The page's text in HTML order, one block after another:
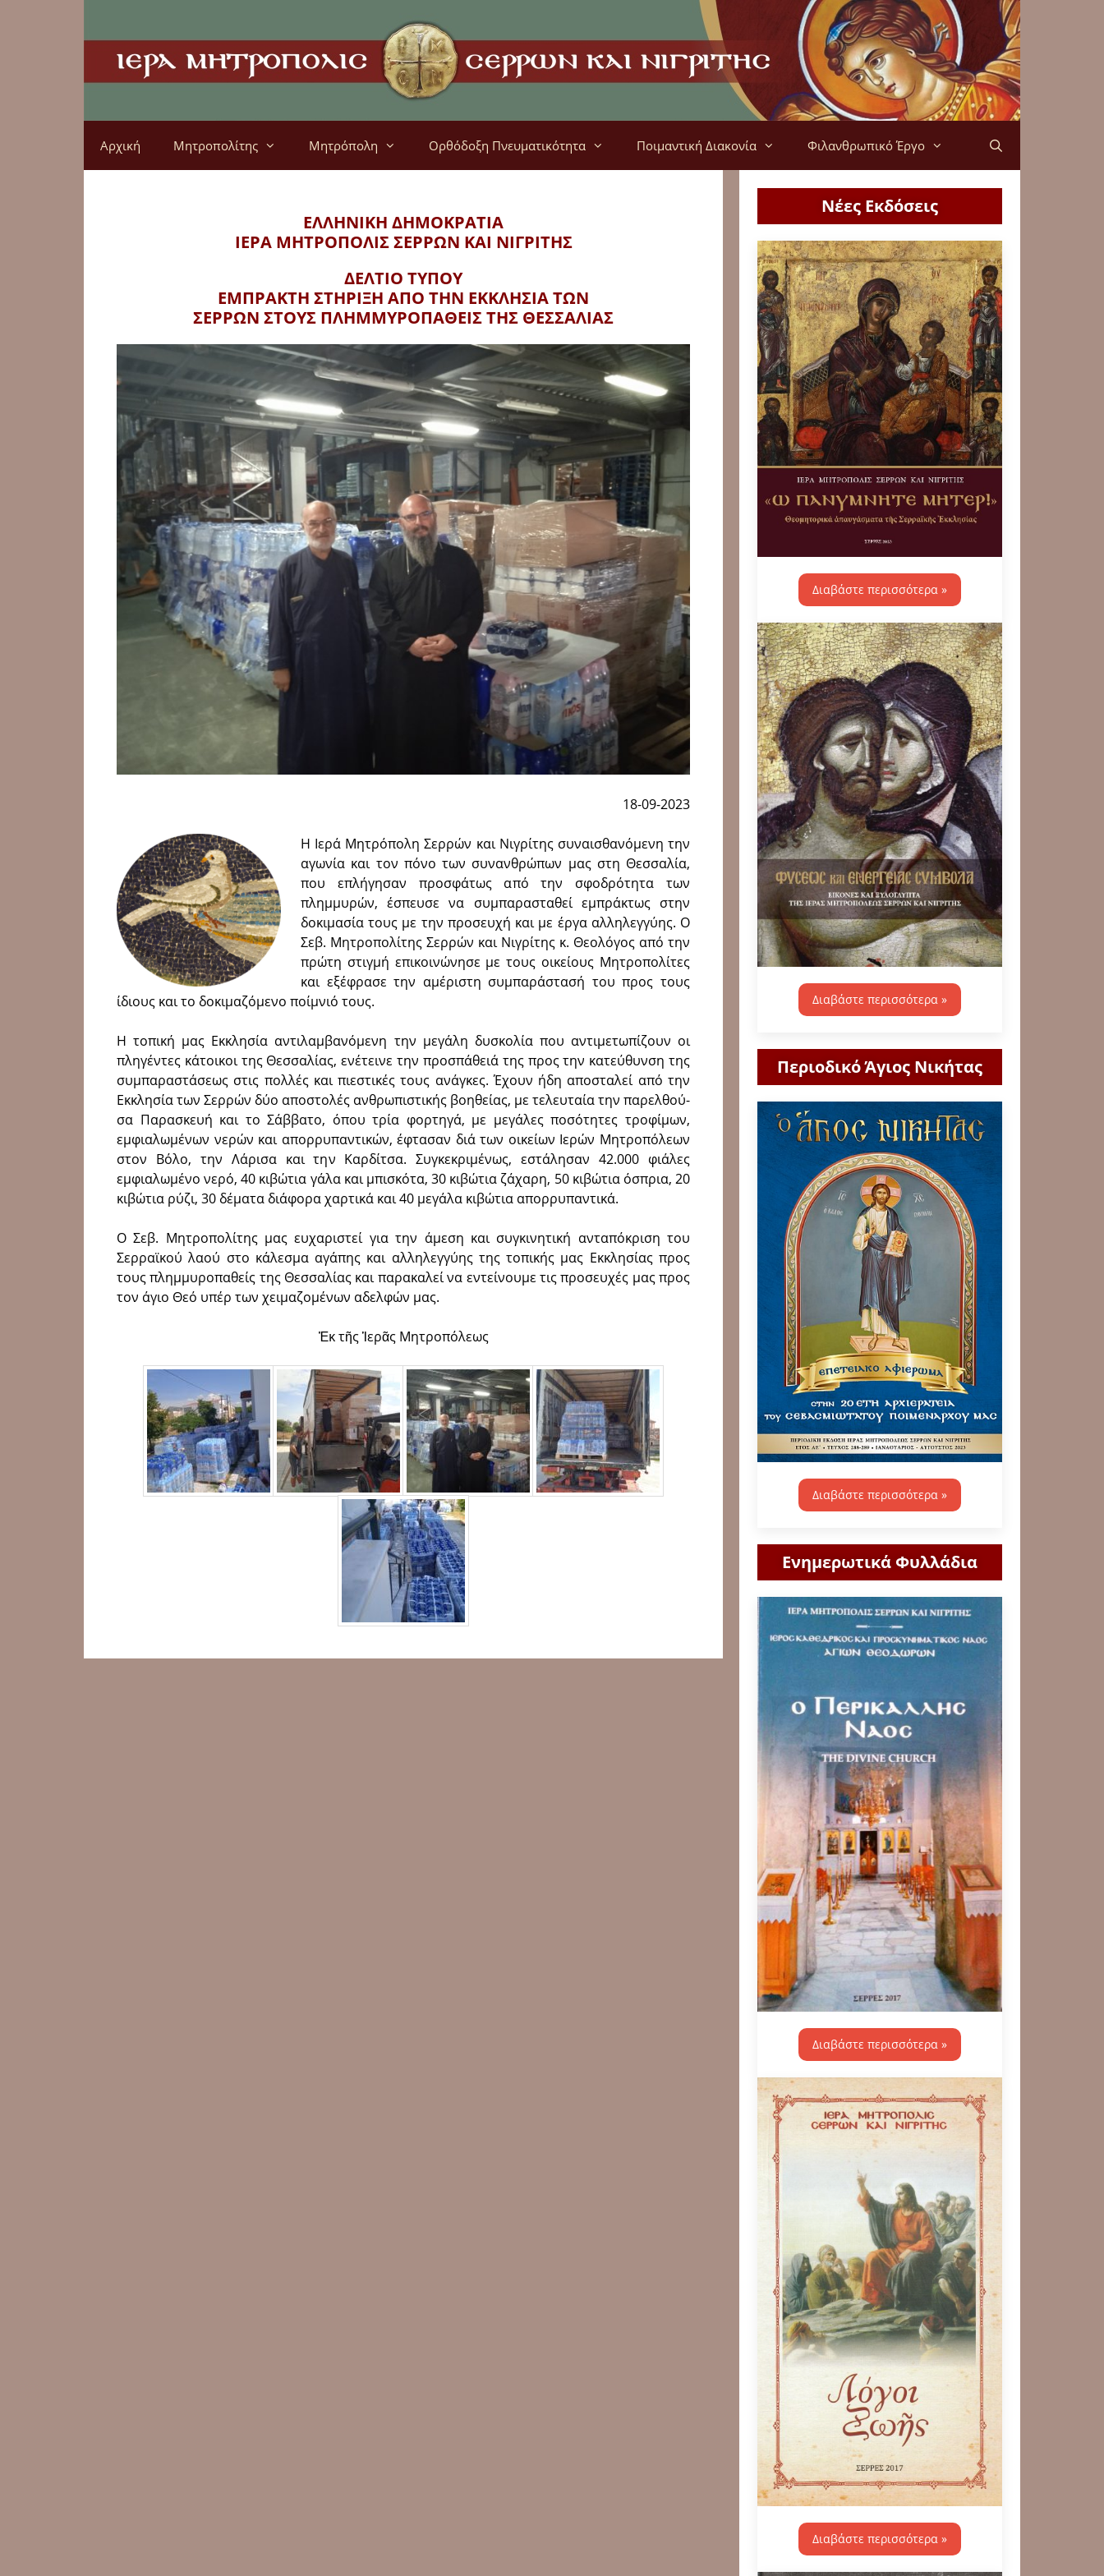
Αρχική Μητροπολίτης Μητρόπολη Ορθόδοξη Πνευματικότητα Ποιμαντική Διακονία Φιλανθρωπικό Έργο
ΕΛΛΗΝΙΚΗ ΔΗΜΟΚΡΑΤΙΑ
ΙΕΡΑ ΜΗΤΡΟΠΟΛΙΣΣΕΡΡΩΝ ΚΑΙ ΝΙΓΡΙΤΗΣ
ΔΕΛΤΙΟ ΤΥΠΟΥ
ΕΜΠΡΑΚΤΗ ΣΤΗΡΙΞΗ ΑΠΟ ΤΗΝ ΕΚΚΛΗΣΙΑ ΤΩΝ
ΣΕΡΡΩΝ ΣΤΟΥΣ ΠΛΗΜΜΥΡΟΠΑΘΕΙΣ ΤΗΣ ΘΕΣΣΑΛΙΑΣ
18-09-2023
Η Ιερά Μητρόπολη Σερρών και Νιγρίτης συναισθανόμενη την
αγω­νία και τον πόνο των συνανθρώπων μας στη Θεσσαλία,
που επλήγησαν προσφά­τως από την σφοδρότητα των
πλημμυρών, έσπευσε να συμπαρα­σταθεί εμπράκτως στην
δοκιμασία τους με την προσευχή και με έργα αλλη­λεγγύης. Ο
Σεβ. Μητροπολίτης Σερρών και Νιγρί­της κ. Θεολόγος από την
πρώτη στιγμή επικοινώνησε με τους οικείους Μητροπολίτες
και εξέφρασε την αμέριστη συμπαράστασή του προς τους
ίδιους και το δοκιμαζόμενο ποίμνιό τους.
Η τοπική μας Εκκλησία αντιλαμβανόμενη την μεγάλη δυσκολία που αντιμετωπίζουν οι
πληγέντες κάτοικοι της Θεσσαλίας, ενέτεινε την προσπάθειά της προς την κατεύθυνση της
συμπαραστάσεως στις πολλές και πιεστικές τους ανάγκες. Έχουν ήδη αποσταλεί από την
Εκκλησία των Σερρών δύο απο­στολές ανθρωπιστικής βοηθείας, με τελευταία την πα­ρελθού­
σα Παρασκευή και το Σάββατο, όπου τρία φορτη­γά, με μεγάλες ποσότητες τροφί­μων,
εμφιαλωμέ­νων νερών και απορρυπα­ντικών, έφτα­σαν διά των οικείων Ιερών Μητροπόλεων
στον Βόλο, την Λάρισα και την Καρδί­τσα. Συγκεκριμένως, εστάλησαν 42.000 φιάλες
εμφιαλωμένο νερό, 40 κιβώτια γάλα και μπισκότα, 30 κιβώτια ζάχαρη, 50 κιβώτια όσπρια, 20
κιβώτια ρύζι, 30 δέματα διάφορα χαρτικά και 40 μεγάλα κιβώτια απορρυπαντικά.
Ο Σεβ. Μητροπολίτης μας ευχαριστεί για την άμεση και συγκινητι­κή ανταπόκριση του
Σερραϊκού λαού στο κάλεσμα αγάπης και αλληλεγ­γύης της τοπικής μας Εκκλησίας προς
τους πλημμυροπαθείς της Θεσσα­λίας και παρακαλεί να εντείνουμε τις προσευχές μας προς
τον άγιο Θεό υπέρ των χειμαζομένων αδελφών μας.
Ἐκ τῆς Ἱερᾶς Μητροπόλεως
Νέες Εκδόσεις
Διαβάστε περισσότερα »
Διαβάστε περισσότερα »
Περιοδικό Άγιος Νικήτας
Διαβάστε περισσότερα »
Ενημερωτικά Φυλλάδια
Διαβάστε περισσότερα »
Διαβάστε περισσότερα »